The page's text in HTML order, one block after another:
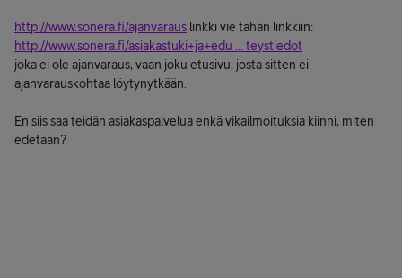
http://www.sonera.fi/ajanvaraus linkki vie tähän linkkiin:
http://www.sonera.fi/asiakastuki+ja+edu ... teystiedot
joka ei ole ajanvaraus, vaan joku etusivu, josta sitten ei
ajanvarauskohtaa löytynytkään.
En siis saa teidän asiakaspalvelua enkä vikailmoituksia kiinni, miten
edetään?